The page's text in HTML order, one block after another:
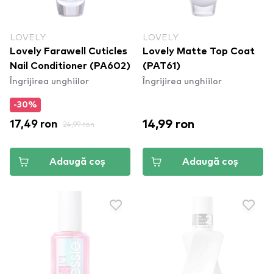
LOVELY
Lovely Farawell Cuticles
Nail Conditioner (PA602)
Îngrijirea unghiilor
-30%
17,49 ron 24,99 ron
Adaugă coș
LOVELY
Lovely Matte Top Coat
(PAT61)
Îngrijirea unghiilor
14,99 ron
Adaugă coș